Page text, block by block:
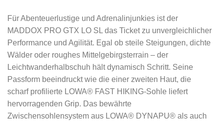
Für Abenteuerlustige und Adrenalinjunkies ist der
MADDOX PRO GTX LO SL das Ticket zu unvergleichlicher
Performance und Agilität. Egal ob steile Steigungen, dichte
Wälder oder roughes Mittelgebirgsterrain – der
Leichtwanderhalbschuh hält dynamisch Schritt. Seine
Passform beeindruckt wie die einer zweiten Haut, die
scharf profilierte LOWA® FAST HIKING-Sohle liefert
hervorragenden Grip. Das bewährte
Zwischensohlensystem aus LOWA® DYNAPU® als auch